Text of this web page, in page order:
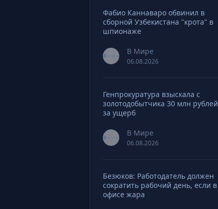
Фабио Каннаваро обвинил в
сборной Узбекистана "крота" в
шпионаже
В Мире
06.08.2026
Генпрокуратура взыскала с
золотодобытчика 30 млн рублей
за ущерб
В Мире
06.08.2026
Безюков: Работодатель должен
сократить рабочий день, если в
офисе жара